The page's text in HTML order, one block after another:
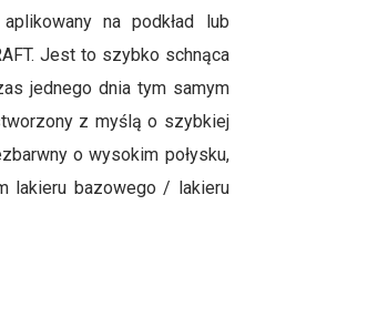
na podkład lub
Jest to szybko schnąca
jednego dnia tym samym
z myślą o szybkiej
o wysokim połysku,
lakieru bazowego / lakieru